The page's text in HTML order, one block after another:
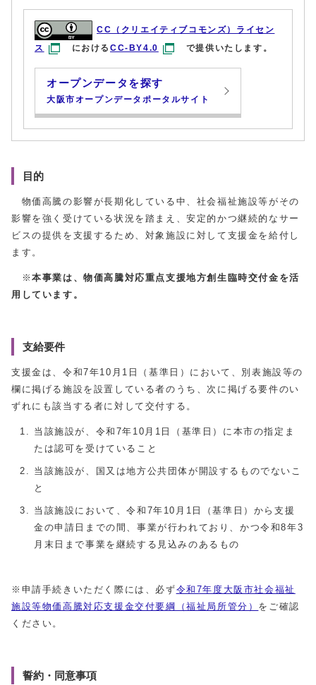
CC（クリエイティブコモンズ）ライセン
ス
におけるCC-BY4.0 で提供いたします。
オープンデータを探す
大阪市オープンデータポータルサイト
目的
物価高騰の影響が長期化している中、社会福祉施設等がその
影響を強く受けている状況を踏まえ、安定的かつ継続的なサー
ビスの提供を支援するため、対象施設に対して支援金を給付し
ます。
※本事業は、物価高騰対応重点支援地方創生臨時交付金を活
用しています。
支給要件
支援金は、令和7年10月1日（基準日）において、別表施設等の
欄に掲げる施設を設置している者のうち、次に掲げる要件のい
ずれにも該当する者に対して交付する。
当該施設が、令和7年10月1日（基準日）に本市の指定ま
たは認可を受けていること
当該施設が、国又は地方公共団体が開設するものでないこ
と
当該施設において、令和7年10月1日（基準日）から支援
金の申請日までの間、事業が行われており、かつ令和8年3
月末日まで事業を継続する見込みのあるもの
※申請手続きいただく際には、必ず令和7年度大阪市社会福祉
施設等物価高騰対応支援金交付要綱（福祉局所管分） をご確認
ください。
誓約・同意事項